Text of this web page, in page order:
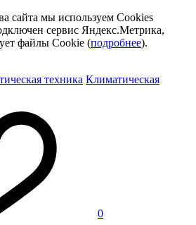
сайта мы используем Cookies
сервис Яндекс.Метрика,
файлы Cookie (подробнее).
Климатическая
0